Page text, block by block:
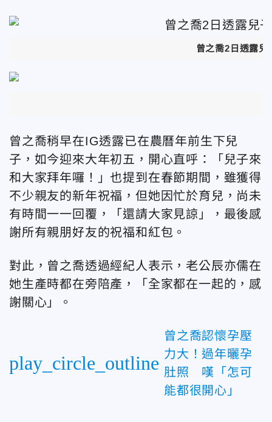
曾之喬2日透露
曾之喬稍早在IG透露已在農曆年前生下兒
子，如今迎來大年初五，開心直呼：「兒子來
和大家拜年囉！」也提到在春節期間，雖獲得
不少親友的新年祝福，但她因忙於育兒，尚未
有時間一一回覆，「還請大家見諒」，最後感
謝所有親朋好友的祝福和紅包。
對此，曾之喬透過經紀人表示，老公辰亦儒在
她生產時都在旁陪產，「全家都在一起的，感
謝關心」。
play_circle_outline
曾之喬認懷孕壓
力大！過年曬孕
肚照 嘆「怎可
能都很開心」